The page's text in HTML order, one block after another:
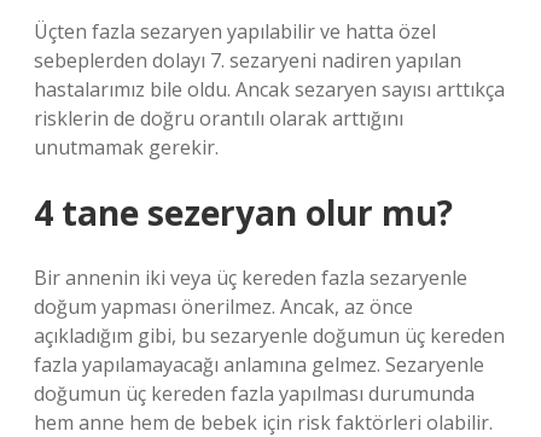
Üçten fazla sezaryen yapılabilir ve hatta özel
sebeplerden dolayı 7. sezaryeni nadiren yapılan
hastalarımız bile oldu. Ancak sezaryen sayısı arttıkça
risklerin de doğru orantılı olarak arttığını
unutmamak gerekir.
4 tane sezeryan olur mu?
Bir annenin iki veya üç kereden fazla sezaryenle
doğum yapması önerilmez. Ancak, az önce
açıkladığım gibi, bu sezaryenle doğumun üç kereden
fazla yapılamayacağı anlamına gelmez. Sezaryenle
doğumun üç kereden fazla yapılması durumunda
hem anne hem de bebek için risk faktörleri olabilir.